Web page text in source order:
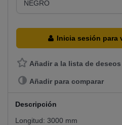
Inicia sesión para
Añadir a la lista de deseos
Añadir para comparar
Descripción
Longitud: 3000 mm